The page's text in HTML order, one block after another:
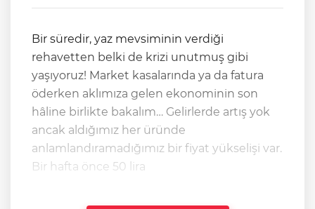
Bir süredir, yaz mevsiminin verdiği
rehavetten belki de krizi unutmuş gibi
yaşıyoruz! Market kasalarında ya da fatura
öderken aklımıza gelen ekonominin son
hâline birlikte bakalım… Gelirlerde artış yok
ancak aldığımız her üründe
anlamlandıramadığımız bir fiyat yükselişi var.
Bir hafta önce 50 lira